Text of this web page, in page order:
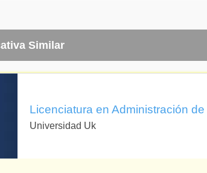
-
Similar
Licenciatura en Administración
Universidad Uk